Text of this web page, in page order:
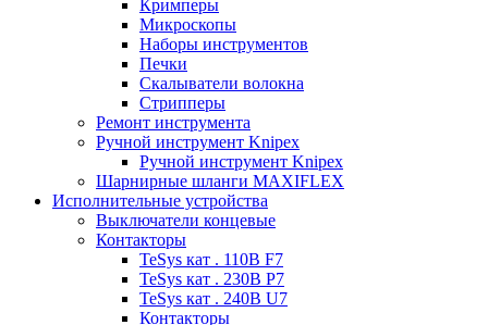
Кримперы
Микроскопы
Наборы инструментов
Печки
Скалыватели волокна
Стрипперы
Ремонт инструмента
Ручной инструмент Knipex
Ручной инструмент Knipex
Шарнирные шланги MAXIFLEX
Исполнительные устройства
Выключатели концевые
Контакторы
TeSys кат . 110В F7
TeSys кат . 230В P7
TeSys кат . 240В U7
Контакторы